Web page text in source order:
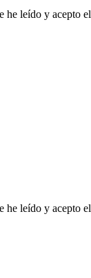
he leído y acepto el
he leído y acepto el